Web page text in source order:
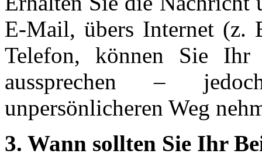
E-Mail, übers Internet (z.
Telefon, können Sie Ihr
aussprechen –
unpersönlicheren Weg
3. Wann sollten Sie Ihr